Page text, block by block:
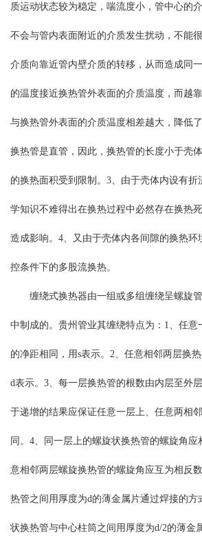
质运动状态较为稳定，喘流度小，管中心的
不会与管内表面附近的介质发生扰动，不能
介质向靠近管内壁介质的转移，从而造成同
的温度接近换热管外表面的介质温度，而越
与换热管外表面的介质温度相差越大，降低
换热管是直管，因此，换热管的长度小于壳
的换热面积受到限制。3、由于壳体内设有折
学知识不难得出在换热过程中必然存在换热
造成影响。4、又由于壳体内各间隙的换热环
控条件下的多股流换热。
缠绕式换热器由一组或多组缠绕呈螺旋
中制成的。贵州管业其缠绕特点为：1、任意
的净距相同，用s表示。2、任意相邻两层换
d表示。3、每一层换热管的根数由内层至外
于递增的结果应保证任意一层上、任意两相
同。4、同一层上的螺旋状换热管的螺旋角应
意相邻两层螺旋换热管的螺旋角应互为相反
热管之间用厚度为d的薄金属片通过焊接的方
状换热管与中心柱筒之间用厚度为d/2的薄金